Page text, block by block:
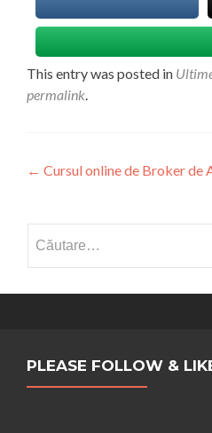
This entry was posted in
permalink.
Navigare
← Cursul online de Broker de
după:
PLEASE FOLLOW &